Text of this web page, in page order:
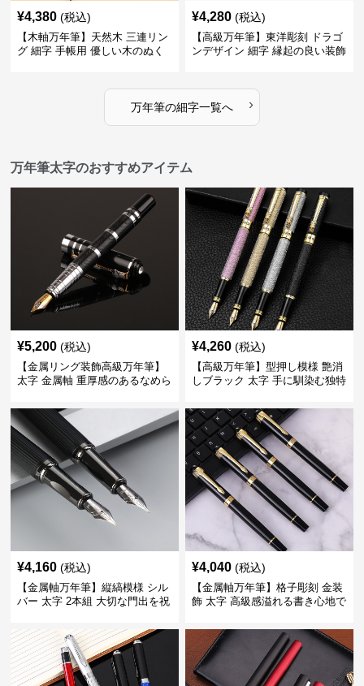
¥4,380 (税込)
【木軸万年筆】天然木 三連リン
グ 細字 手帳用 優しい木のぬく
¥4,280 (税込)
【高級万年筆】東洋彫刻 ドラゴ
ンデザイン 細字 縁起の良い装飾
万年筆の細字一覧へ ›
万年筆太字のおすすめアイテム
¥5,200 (税込)
【金属リング装飾高級万年筆】
太字 金属軸 重厚感のあるなめら
きに最適
¥4,260 (税込)
【高級万年筆】型押し模様 艶消
しブラック 太字 手に馴染む独特
くい
¥4,160 (税込)
【金属軸万年筆】縦縞模様 シル
バー 太字 2本組 大切な門出を祝
ト
¥4,040 (税込)
【金属軸万年筆】格子彫刻 金装
飾 太字 高級感溢れる書き心地で